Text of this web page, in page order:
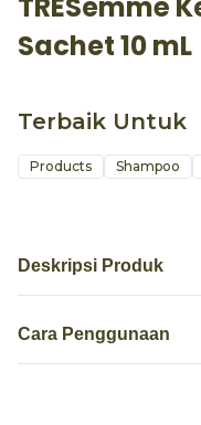
Sachet 10 mL
Terbaik Untuk
Products Shampoo
Deskripsi Produk
Cara Penggunaan